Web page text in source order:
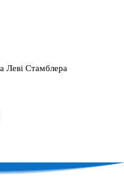
Леві Стамблера